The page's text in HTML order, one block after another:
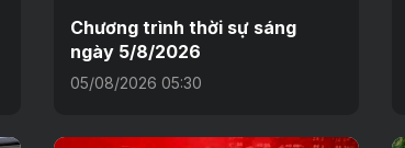
Chương trình thời sự sáng
ngày 5/8/2026
05/08/2026 05:30